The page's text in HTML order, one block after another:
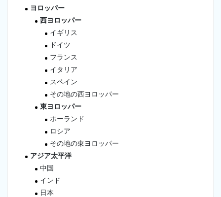
ヨロッパー
西ヨロッパー
イギリス
ドイツ
フランス
イタリア
スペイン
その地の西ヨロッパー
東ヨロッパー
ポーランド
ロシア
その地の東ヨロッパー
アジア太平洋
中国
インド
日本